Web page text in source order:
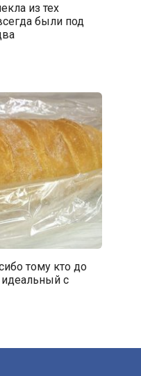
из тех
были под
тому кто до
идеальный с